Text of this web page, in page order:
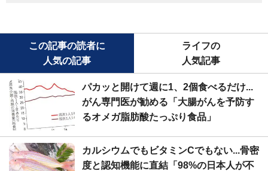
この記事の読者に
人気の記事
ライフの
人気記事
パカッと開けて週に1、2個食べるだけ...
がん専門医が勧める「大腸がんを予防す
るオメガ脂肪酸たっぷり食品」
カルシウムでもビタミンCでもない...骨密
度と認知機能に直結「98%の日本人が不